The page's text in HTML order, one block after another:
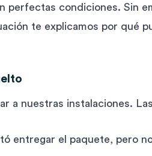
perfectas condiciones. Sin
te explicamos por qué
a nuestras instalaciones.
entregar el paquete, pero